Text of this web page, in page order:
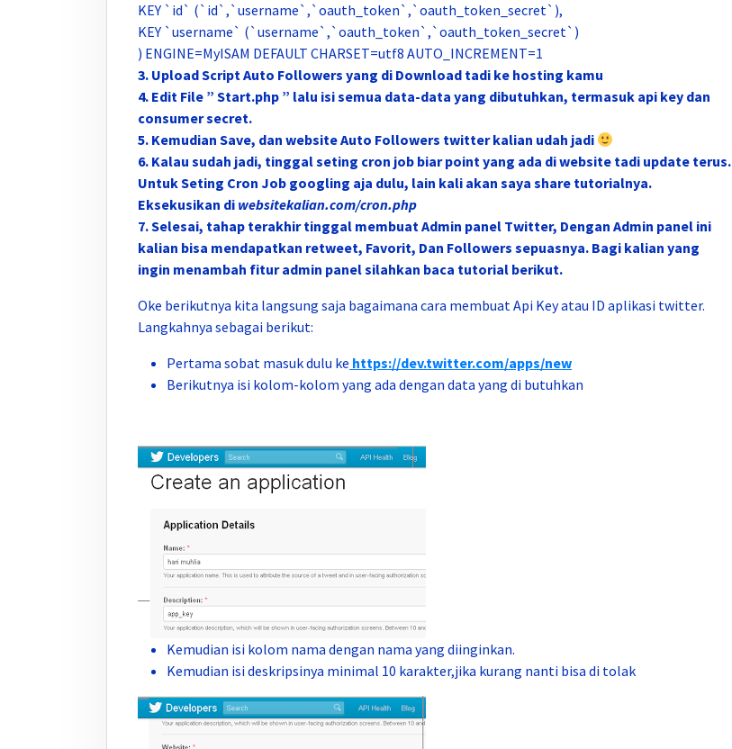
KEY `id` (`id`,`username`,`oauth_token`,`oauth_token_secret`),
KEY `username` (`username`,`oauth_token`,`oauth_token_secret`)
) ENGINE=MyISAM DEFAULT CHARSET=utf8 AUTO_INCREMENT=1
3. Upload Script Auto Followers yang di Download tadi ke hosting kamu
4. Edit File ” Start.php ” lalu isi semua data-data yang dibutuhkan, termasuk api key dan
consumer secret.
5. Kemudian Save, dan website Auto Followers twitter kalian udah jadi
6. Kalau sudah jadi, tinggal seting cron job biar point yang ada di website tadi update terus.
Untuk Seting Cron Job googling aja dulu, lain kali akan saya share tutorialnya.
Eksekusikan di websitekalian.com/cron.php
7. Selesai, tahap terakhir tinggal membuat Admin panel Twitter, Dengan Admin panel ini
kalian bisa mendapatkan retweet, Favorit, Dan Followers sepuasnya. Bagi kalian yang
ingin menambah fitur admin panel silahkan baca tutorial berikut.
Oke berikutnya kita langsung saja bagaimana cara membuat Api Key atau ID aplikasi twitter.
Langkahnya sebagai berikut:
Pertama sobat masuk dulu ke https://dev.twitter.com/apps/new
Berikutnya isi kolom-kolom yang ada dengan data yang di butuhkan
Kemudian isi kolom nama dengan nama yang diinginkan.
Kemudian isi deskripsinya minimal 10 karakter,jika kurang nanti bisa di tolak